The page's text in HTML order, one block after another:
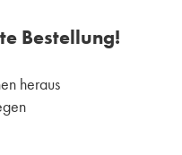
Bestellung!
heraus